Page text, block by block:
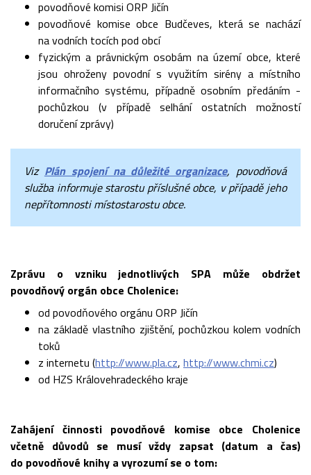
povodňové komisi ORP Jičín
povodňové komise obce Budčeves, která se nachází
na vodních tocích pod obcí
fyzickým a právnickým osobám na území obce, které
jsou ohroženy povodní s využitím sirény a místního
informačního systému, případně osobním předáním -
pochůzkou (v případě selhání ostatních možností
doručení zprávy)
Viz Plán spojení na důležité organizace, povodňová
služba informuje starostu příslušné obce, v případě jeho
nepřítomnosti místostarostu obce.
Zprávu o vzniku jednotlivých SPA může obdržet
povodňový orgán obce Cholenice:
od povodňového orgánu ORP Jičín
na základě vlastního zjištění, pochůzkou kolem vodních
toků
z internetu (http://www.pla.cz, http://www.chmi.cz)
od HZS Královehradeckého kraje
Zahájení činnosti povodňové komise obce Cholenice
včetně důvodů se musí vždy zapsat (datum a čas)
do povodňové knihy a vyrozumí se o tom: